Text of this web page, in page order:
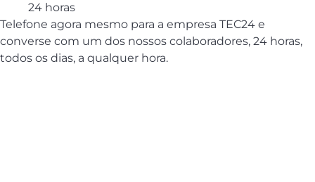
24 horas
Telefone agora mesmo para a empresa TEC24 e
converse com um dos nossos colaboradores, 24 horas,
todos os dias, a qualquer hora.